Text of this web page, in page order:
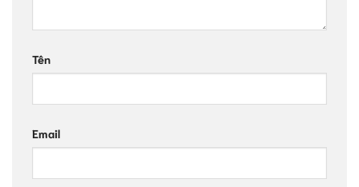
Tên
Email